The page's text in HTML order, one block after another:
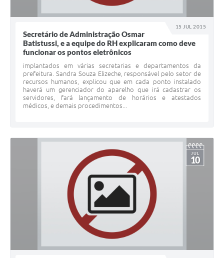
15 JUL 2015
Secretário de Administração Osmar
Batistussi, e a equipe do RH explicaram como deve
funcionar os pontos eletrônicos
implantados em várias secretarias e departamentos da
prefeitura. Sandra Souza Elizeche, responsável pelo setor de
recursos humanos, explicou que em cada ponto instalado
haverá um gerenciador do aparelho que irá cadastrar os
servidores, fará lançamento de horários e atestados
médicos, e demais procedimentos...
JUL
10